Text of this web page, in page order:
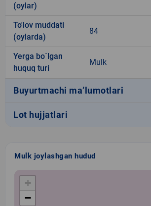
(oylar)
To'lov muddati
(oylarda)
84
Yerga bo`lgan
huquq turi
Mulk
Buyurtmachi ma’lumotlari
Lot hujjatlari
Mulk joylashgan hudud
+
−